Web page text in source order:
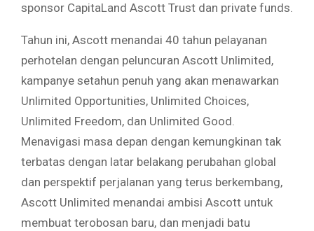
sponsor CapitaLand Ascott Trust dan private funds.
Tahun ini, Ascott menandai 40 tahun pelayanan
perhotelan dengan peluncuran Ascott Unlimited,
kampanye setahun penuh yang akan menawarkan
Unlimited Opportunities, Unlimited Choices,
Unlimited Freedom, dan Unlimited Good.
Menavigasi masa depan dengan kemungkinan tak
terbatas dengan latar belakang perubahan global
dan perspektif perjalanan yang terus berkembang,
Ascott Unlimited menandai ambisi Ascott untuk
membuat terobosan baru, dan menjadi batu